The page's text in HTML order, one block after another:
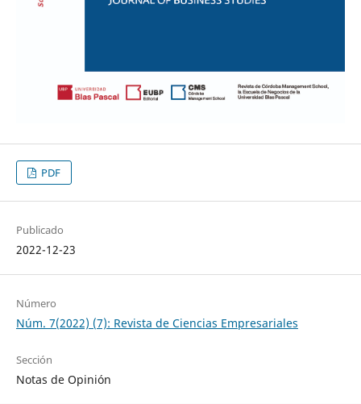
PDF
Publicado
2022-12-23
Número
Núm. 7(2022) (7): Revista de Ciencias Empresariales
Sección
Notas de Opinión